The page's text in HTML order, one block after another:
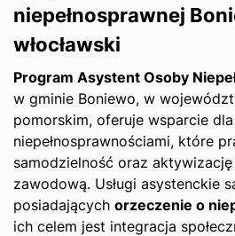
niepełnosprawnej
włocławski
Program Asystent Osoby
w gminie Boniewo, w
pomorskim, oferuje‍ wsparcie
niepełnosprawnościami, które
samodzielność ⁣oraz aktywizację
zawodową. ‌Usługi asystenckie
posiadających orzeczenie o
ich celem jest integracja